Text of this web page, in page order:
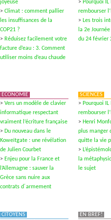
joyeuse
> Climat : comment pallier
les insuffisances de la
COP21 ?
> Réduisez facilement votre
facture d’eau : 3. Comment
utiliser moins d’eau chaude
> Pourquoi IL
rembourser
> Les trois
la 2e
du 24 février
ECONOMIE
> Vers un modèle de clavier
informatique respectant
vraiment l’écriture française
> Du nouveau dans le
Koweïtgate : une révélation
de Julien Courbet
> Enjeu pour la France et
l’Allemagne : sauver la
Grèce sans nuire aux
contrats d´armement
SCIENCES
> Pourquoi IL
rembourser
> Henri
plus manger
quitte la vie
>
la
le sujet
CITOYENS
EN BREF!